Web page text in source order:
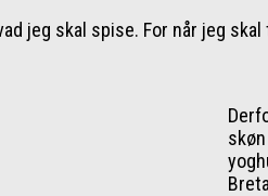
jeg skal spise. For når jeg